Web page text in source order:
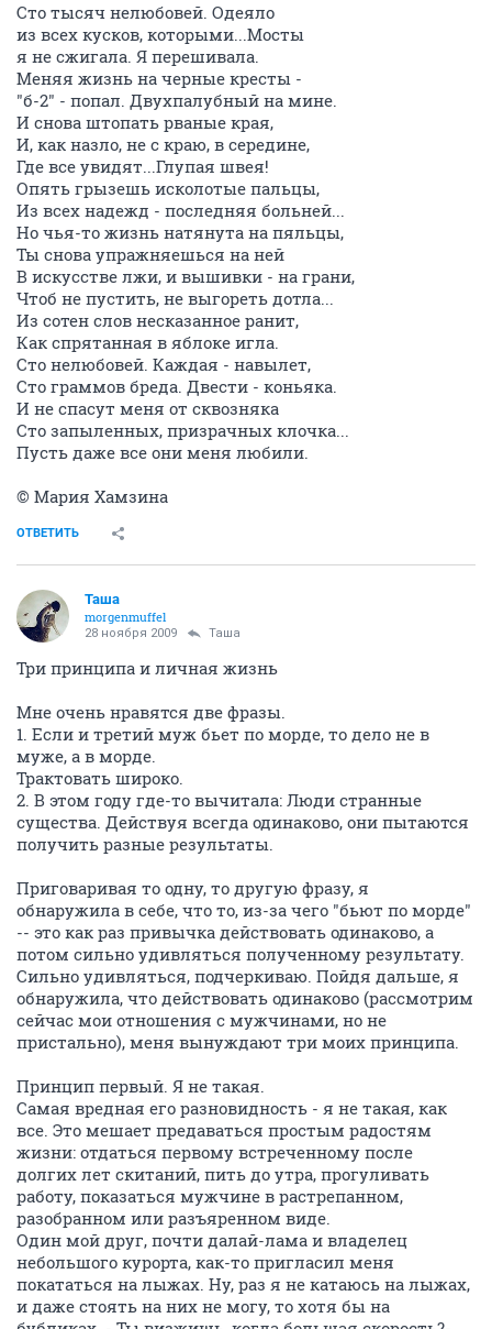
Сто тысяч нелюбовей. Одеяло
из всех кусков, которыми...Мосты
я не сжигала. Я перешивала.
Меняя жизнь на черные кресты -
"б-2" - попал. Двухпалубный на мине.
И снова штопать рваные края,
И, как назло, не с краю, в середине,
Где все увидят...Глупая швея!
Опять грызешь исколотые пальцы,
Из всех надежд - последняя больней...
Но чья-то жизнь натянута на пяльцы,
Ты снова упражняешься на ней
В искусстве лжи, и вышивки - на грани,
Чтоб не пустить, не выгореть дотла...
Из сотен слов несказанное ранит,
Как спрятанная в яблоке игла.
Сто нелюбовей. Каждая - навылет,
Сто граммов бреда. Двести - коньяка.
И не спасут меня от сквозняка
Сто запыленных, призрачных клочка...
Пусть даже все они меня любили.
© Мария Хамзина
ОТВЕТИТЬ
Таша
morgenmuffel
28 ноября 2009 Таша
Три принципа и личная жизнь
Мне очень нравятся две фразы.
1. Если и третий муж бьет по морде, то дело не в
муже, а в морде.
Трактовать широко.
2. В этом году где-то вычитала: Люди странные
существа. Действуя всегда одинаково, они пытаются
получить разные результаты.
Приговаривая то одну, то другую фразу, я
обнаружила в себе, что то, из-за чего "бьют по морде"
-- это как раз привычка действовать одинаково, а
потом сильно удивляться полученному результату.
Сильно удивляться, подчеркиваю. Пойдя дальше, я
обнаружила, что действовать одинаково (рассмотрим
сейчас мои отношения с мужчинами, но не
пристально), меня вынуждают три моих принципа.
Принцип первый. Я не такая.
Самая вредная его разновидность - я не такая, как
все. Это мешает предаваться простым радостям
жизни: отдаться первому встреченному после
долгих лет скитаний, пить до утра, прогуливать
работу, показаться мужчине в растрепанном,
разобранном или разъяренном виде.
Один мой друг, почти далай-лама и владелец
небольшого курорта, как-то пригласил меня
покататься на лыжах. Ну, раз я не катаюсь на лыжах,
и даже стоять на них не могу, то хотя бы на